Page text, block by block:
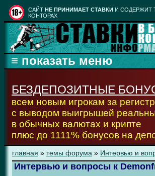
CАЙТ НЕ ПРИНИМАЕТ СТАВКИ И СОДЕРЖИТ
КОНТОРАХ
БЕЗДЕПОЗИТНЫЕ
всем новым игрокам за
с выводом выигрышей
в обычных валютах и крипте
плюс до 1111% бонусов на
главная » темы форума » Интервью и
Интервью и вопросы к